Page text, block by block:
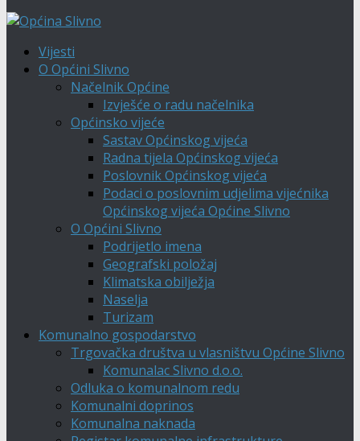
Vijesti
O Općini Slivno
Načelnik Općine
Izvješće o radu načelnika
Općinsko vijeće
Sastav Općinskog vijeća
Radna tijela Općinskog vijeća
Poslovnik Općinskog vijeća
Podaci o poslovnim udjelima vijećnika
Općinskog vijeća Općine Slivno
O Općini Slivno
Podrijetlo imena
Geografski položaj
Klimatska obilježja
Naselja
Turizam
Komunalno gospodarstvo
Trgovačka društva u vlasništvu Općine Slivno
Komunalac Slivno d.o.o.
Odluka o komunalnom redu
Komunalni doprinos
Komunalna naknada